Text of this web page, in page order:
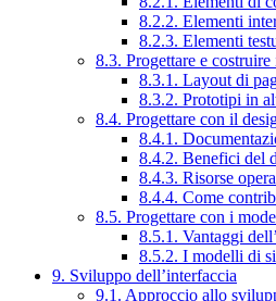
8.2.2. Elementi
8.2.3. Elementi
8.3. Progettare e costruire
8.3.1. Layout di
8.3.2. Prototipi in
8.4. Progettare con il
8.4.1.
8.4.2. Benefici del
8.4.3. Risorse
8.4.4. Come
8.5. Progettare con i
8.5.1. Vantaggi
8.5.2. I modelli di
9. Sviluppo dell’interfaccia
9.1. Approccio allo